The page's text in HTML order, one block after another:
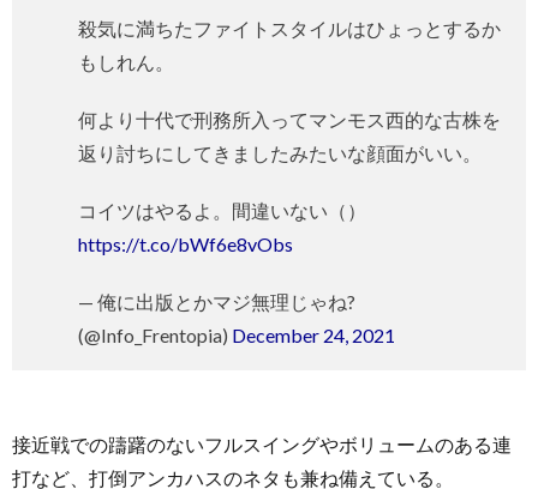
殺気に満ちたファイトスタイルはひょっとするか
もしれん。
何より十代で刑務所入ってマンモス西的な古株を
返り討ちにしてきましたみたいな顔面がいい。
コイツはやるよ。間違いない（）
https://t.co/bWf6e8vObs
— 俺に出版とかマジ無理じゃね?
(@Info_Frentopia) December 24, 2021
接近戦での躊躇のないフルスイングやボリュームのある連
打など、打倒アンカハスのネタも兼ね備えている。